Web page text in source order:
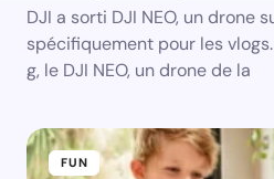
DJI a sorti DJI NEO, un drone
spécifiquement pour les
g, le DJI NEO, un drone de la
FUN